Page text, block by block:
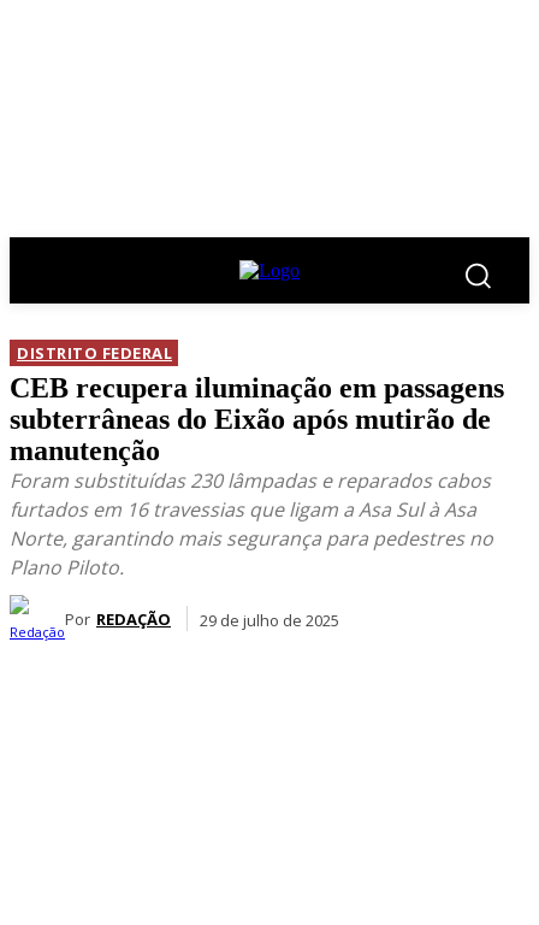
DISTRITO FEDERAL
CEB recupera iluminação em passagens
subterrâneas do Eixão após mutirão de
manutenção
Foram substituídas 230 lâmpadas e reparados cabos
furtados em 16 travessias que ligam a Asa Sul à Asa
Norte, garantindo mais segurança para pedestres no
Plano Piloto.
Por REDAÇÃO 29 de julho de 2025